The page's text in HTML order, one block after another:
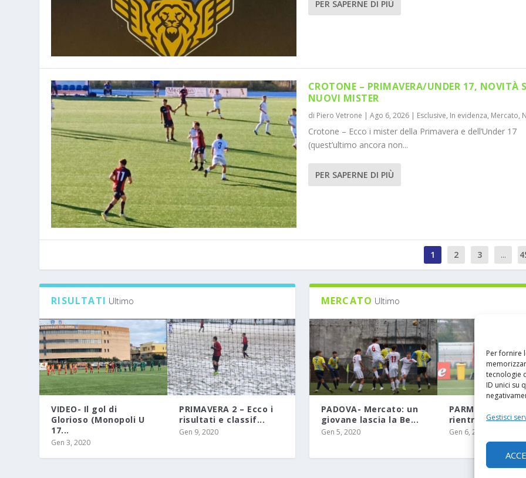
Per fornire
tecnologie
ID unici su
Gestisci
PER SAPERNE DI PIÙ
CROTONE – PRIMAVERA/UNDER 17, NOVITÀ
NUOVI MISTER
di Piero Vetrone | Ago 6, 2026| Esclusive, In evidenza, Mercato,
Crotone – Ecco i mister della Primavera e dell’Under 17
(quest’ultimo ancora non...
PER SAPERNE DI PIÙ
1 2 3 ...
RISULTATI Ultimo
VIDEO- Il gol di
Glorioso (Monopoli U
17...
Gen 3, 2020
PRIMAVERA 2 – Ecco i
risultati e classif...
Gen 9, 2020
MERCATO Ultimo
PADOVA- Mercato: un
giovane lascia la Be...
Gen 5, 2020
PARMA- Un
rientra alla
Gen 6, 2020